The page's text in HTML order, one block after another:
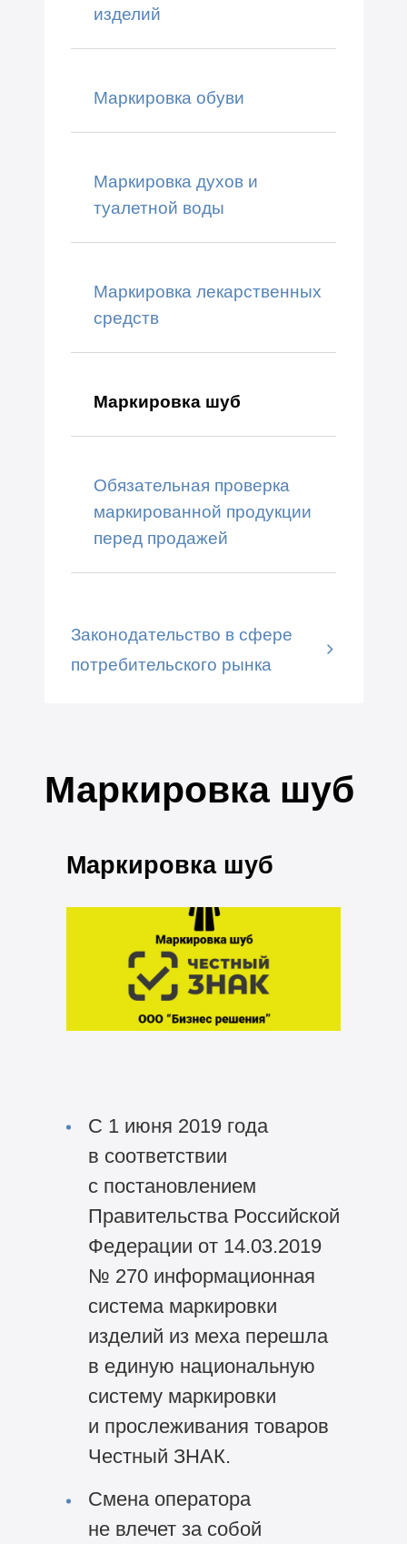
изделий
Маркировка обуви
Маркировка духов и
туалетной воды
Маркировка лекарственных
средств
Маркировка шуб
Обязательная проверка
маркированной продукции
перед продажей
Законодательство в сфере
потребительского рынка
Маркировка шуб
Маркировка шуб
С 1 июня 2019 года
в соответствии
с постановлением
Правительства Российской
Федерации от 14.03.2019
№ 270 информационная
система маркировки
изделий из меха перешла
в единую национальную
систему маркировки
и прослеживания товаров
Честный ЗНАК.
Смена оператора
не влечет за собой